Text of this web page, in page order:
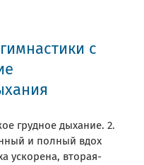
с
грудное дыхание. 2.
и полный вдох
ускорена, вторая-